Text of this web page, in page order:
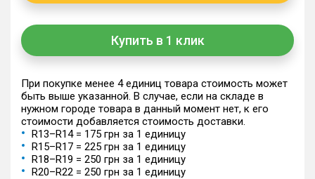
Купить в 1 клик
При покупке менее 4 единиц товара стоимость может
быть выше указанной. В случае, если на складе в
нужном городе товара в данный момент нет, к его
стоимости добавляется стоимость доставки.
R13–R14 = 175 грн за 1 единицу
R15–R17 = 225 грн за 1 единицу
R18–R19 = 250 грн за 1 единицу
R20–R22 = 250 грн за 1 единицу